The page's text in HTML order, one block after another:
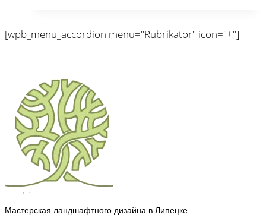
[wpb_menu_accordion menu="Rubrikator" icon="+"]
Мастерская ландшафтного дизайна в Липецке